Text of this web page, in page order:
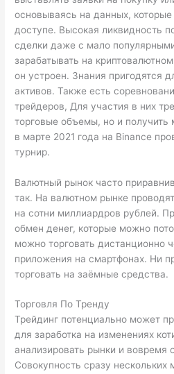
основываясь на данных,
доступе. Высокая ликвидность
сделки даже с мало
зарабатывать на
он устроен. Знания пригодятся
активов. Также есть
трейдеров, Для участия в них
торговые объемы, но и
в марте 2021 года на Binance
турнир.
Валютный рынок часто
так. На валютном рынке
на сотни миллиардров рублей.
обмен денег, которые можно
можно торговать дистанционно
приложения на смартфонах. Ни
торговать на заёмные средства.
Торговля По Тренду
Трейдинг потенциально может
для заработка на изменениях
анализировать рынки и вовремя
Совокупность сразу нескольких